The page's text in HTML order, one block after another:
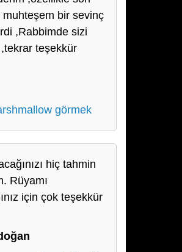
bir sevinç
,Rabbimde sizi
teşekkür
görmek
hiç tahmin
Rüyamı
için çok teşekkür